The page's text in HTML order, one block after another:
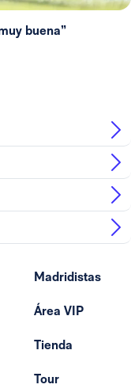
buena”
Madridistas
Área VIP
Tienda
Tour